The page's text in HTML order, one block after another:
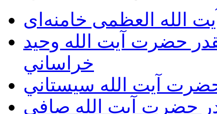
الله العظمی خامنه‌ای
حضرت آيت الله وحيد
خراساني
حضرت آيت الله سيستاني
حضرت آيت الله صافي